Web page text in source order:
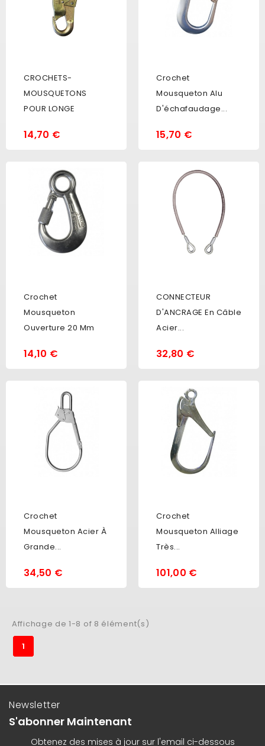
CROCHETS-
MOUSQUETONS
POUR LONGE
14,70 €
Crochet
Mousqueton Alu
D'échafaudage...
15,70 €
Crochet
Mousqueton
Ouverture 20 Mm
14,10 €
CONNECTEUR
D'ANCRAGE En Câble
Acier...
32,80 €
Crochet
Mousqueton Acier À
Grande...
34,50 €
Crochet
Mousqueton Alliage
Très...
101,00 €
Affichage de 1-8 of 8 élément(s)
1
Newsletter
S'abonner Maintenant
Obtenez des mises à jour sur l'email ci-dessous